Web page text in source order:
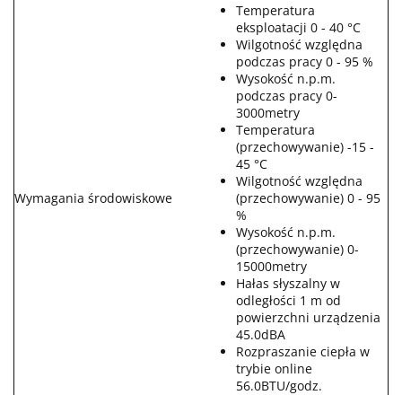
Wymagania środowiskowe
Temperatura
eksploatacji 0 - 40 °C
Wilgotność względna
podczas pracy 0 - 95 %
Wysokość n.p.m.
podczas pracy 0-
3000metry
Temperatura
(przechowywanie) -15 -
45 °C
Wilgotność względna
(przechowywanie) 0 - 95
%
Wysokość n.p.m.
(przechowywanie) 0-
15000metry
Hałas słyszalny w
odległości 1 m od
powierzchni urządzenia
45.0dBA
Rozpraszanie ciepła w
trybie online
56.0BTU/godz.